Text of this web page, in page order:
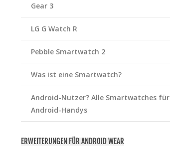
Gear 3
LG G Watch R
Pebble Smartwatch 2
Was ist eine Smartwatch?
Android-Nutzer? Alle Smartwatches für
Android-Handys
ERWEITERUNGEN FÜR ANDROID WEAR